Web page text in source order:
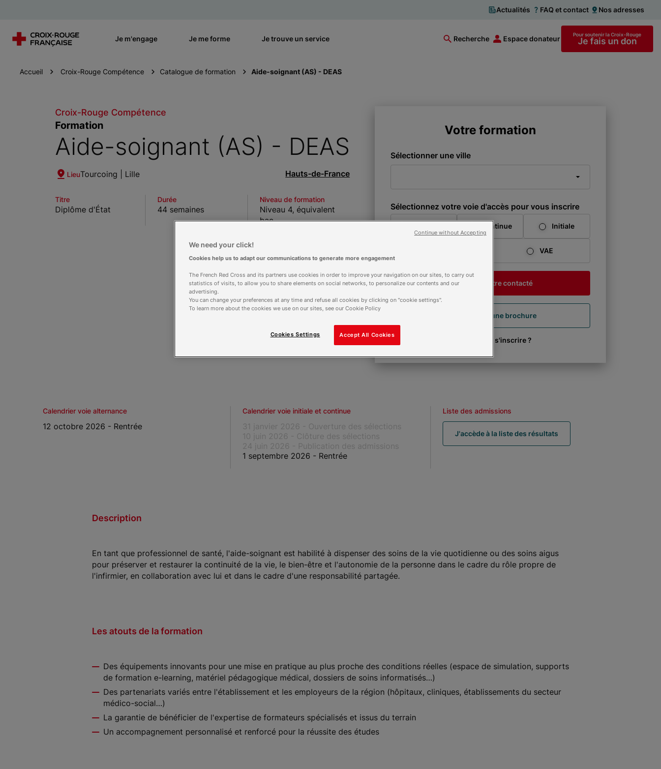
Actualités FAQ et contact Nos adresses
Je m'engage Je me forme Je trouve un service Recherche Espace donateur Pour soutenir la Croix-Rouge
Je fais un don
Accueil Croix-Rouge Compétence Catalogue de formation Aide-soignant (AS) - DEAS
Croix-Rouge Compétence
Formation
Aide-soignant (AS) - DEAS
LieuTourcoing | Lille Hauts-de-France
Titre
Diplôme d'État
Durée
44 semaines
Niveau de formation
Niveau 4, équivalent
bac
Votre formation
Sélectionner une ville
Sélectionnez votre voie d'accès pour vous inscrire
Continue Initiale
VAE
Je souhaite être contacté
Je télécharge une brochure
Comment s'inscrire ?
Calendrier voie alternance
12 octobre 2026 - Rentrée
Calendrier voie initiale et continue
31 janvier 2026 - Ouverture des sélections
10 juin 2026 - Clôture des sélections
24 juin 2026 - Publication des admissions
1 septembre 2026 - Rentrée
Liste des admissions
J'accède à la liste des résultats
Description
En tant que professionnel de santé, l'aide-soignant est habilité à dispenser des soins de la vie quotidienne ou des soins aigus
pour préserver et restaurer la continuité de la vie, le bien-être et l'autonomie de la personne dans le cadre du rôle propre de
l'infirmier, en collaboration avec lui et dans le cadre d'une responsabilité partagée.
Les atouts de la formation
Des équipements innovants pour une mise en pratique au plus proche des conditions réelles (espace de simulation, supports
de formation e-learning, matériel pédagogique médical, dossiers de soins informatisés…)
Des partenariats variés entre l'établissement et les employeurs de la région (hôpitaux, cliniques, établissements du secteur
médico-social…)
La garantie de bénéficier de l'expertise de formateurs spécialisés et issus du terrain
Un accompagnement personnalisé et renforcé pour la réussite des études
We need your click!
Cookies help us to adapt our communications to generate more engagement
The French Red Cross and its partners use cookies in order to improve your navigation on our sites, to carry out
statistics of visits, to allow you to share elements on social networks, to personalize our contents and our
advertising.
You can change your preferences at any time and refuse all cookies by clicking on "cookie settings".
To learn more about the cookies we use on our sites, see our Cookie Policy
Accept All Cookies
Cookies Settings
Continue without Accepting